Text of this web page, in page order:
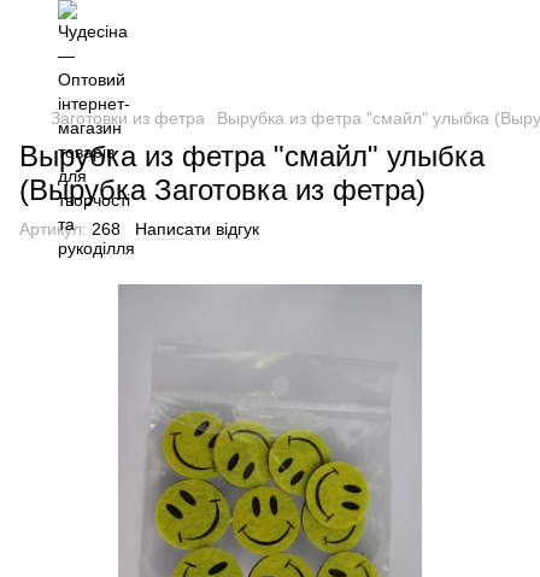
Заготовки из фетра Вырубка из фетра "смайл" улыбка
Вырубка из фетра "смайл" улыбка
(Вырубка Заготовка из фетра)
Артикул: 268 Написати відгук